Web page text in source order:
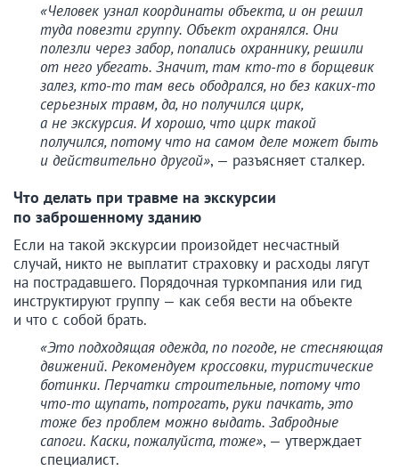
«Человек узнал координаты объекта, и он решил
туда повезти группу. Объект охранялся. Они
полезли через забор, попались охраннику, решили
от него убегать. Значит, там кто-то в борщевик
залез, кто-то там весь ободрался, но без каких-то
серьезных травм, да, но получился цирк,
а не экскурсия. И хорошо, что цирк такой
получился, потому что на самом деле может быть
и действительно другой», — разъясняет сталкер.
Что делать при травме на экскурсии
по заброшенному зданию
Если на такой экскурсии произойдет несчастный
случай, никто не выплатит страховку и расходы лягут
на пострадавшего. Порядочная туркомпания или гид
инструктируют группу — как себя вести на объекте
и что с собой брать.
«Это подходящая одежда, по погоде, не стесняющая
движений. Рекомендуем кроссовки, туристические
ботинки. Перчатки строительные, потому что
что-то щупать, потрогать, руки пачкать, это
тоже без проблем можно выдать. Забродные
сапоги. Каски, пожалуйста, тоже», — утверждает
специалист.